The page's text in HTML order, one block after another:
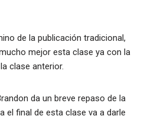
de la publicación tradicional,
mejor esta clase ya con la
clase anterior.
da un breve repaso de la
el final de esta clase va a darle